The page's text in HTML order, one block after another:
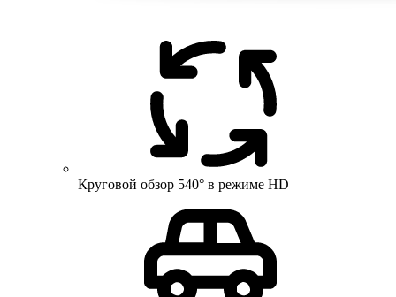
Круговой обзор 540° в режиме HD